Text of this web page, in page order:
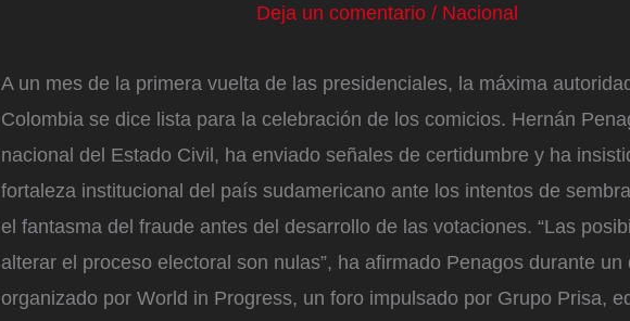
Deja un comentario / Nacional
A un mes de la primera vuelta de las presidenciales, la máxima
Colombia se dice lista para la celebración de los comicios. Hernán
nacional del Estado Civil, ha enviado señales de certidumbre y ha
fortaleza institucional del país sudamericano ante los intentos de
el fantasma del fraude antes del desarrollo de las votaciones. “Las
alterar el proceso electoral son nulas”, ha afirmado Penagos durante un
organizado por World in Progress, un foro impulsado por Grupo Prisa,